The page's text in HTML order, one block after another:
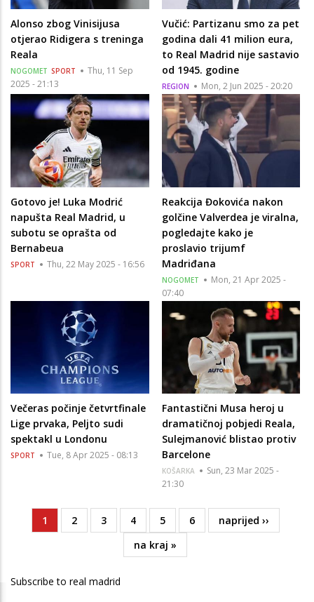
Alonso zbog Vinisijusa
otjerao Ridigera s treninga
Reala
NOGOMET SPORT
Thu, 11 Sep
2025 - 21:13
Vučić: Partizanu smo za pet
godina dali 41 milion eura,
to Real Madrid nije sastavio
od 1945. godine
REGION Mon, 2 Jun 2025 - 20:20
Gotovo je! Luka Modrić
napušta Real Madrid, u
subotu se oprašta od
Bernabeua
SPORT Thu, 22 May 2025 - 16:56
Reakcija Đokovića nakon
golčine Valverdea je viralna,
pogledajte kako je
proslavio trijumf
Madriđana
NOGOMET
Mon, 21 Apr 2025 -
07:40
Večeras počinje četvrtfinale
Lige prvaka, Peljto sudi
spektakl u Londonu
SPORT Tue, 8 Apr 2025 - 08:13
Fantastični Musa heroj u
dramatičnoj pobjedi Reala,
Sulejmanović blistao protiv
Barcelone
KOŠARKA
Sun, 23 Mar 2025 -
21:30
Pagination
Current
page
1 Page
2 Page
3 Page
4 Page
5 Page
6
Next
page
naprijed ››
Last
page
na kraj »
Subscribe to real madrid